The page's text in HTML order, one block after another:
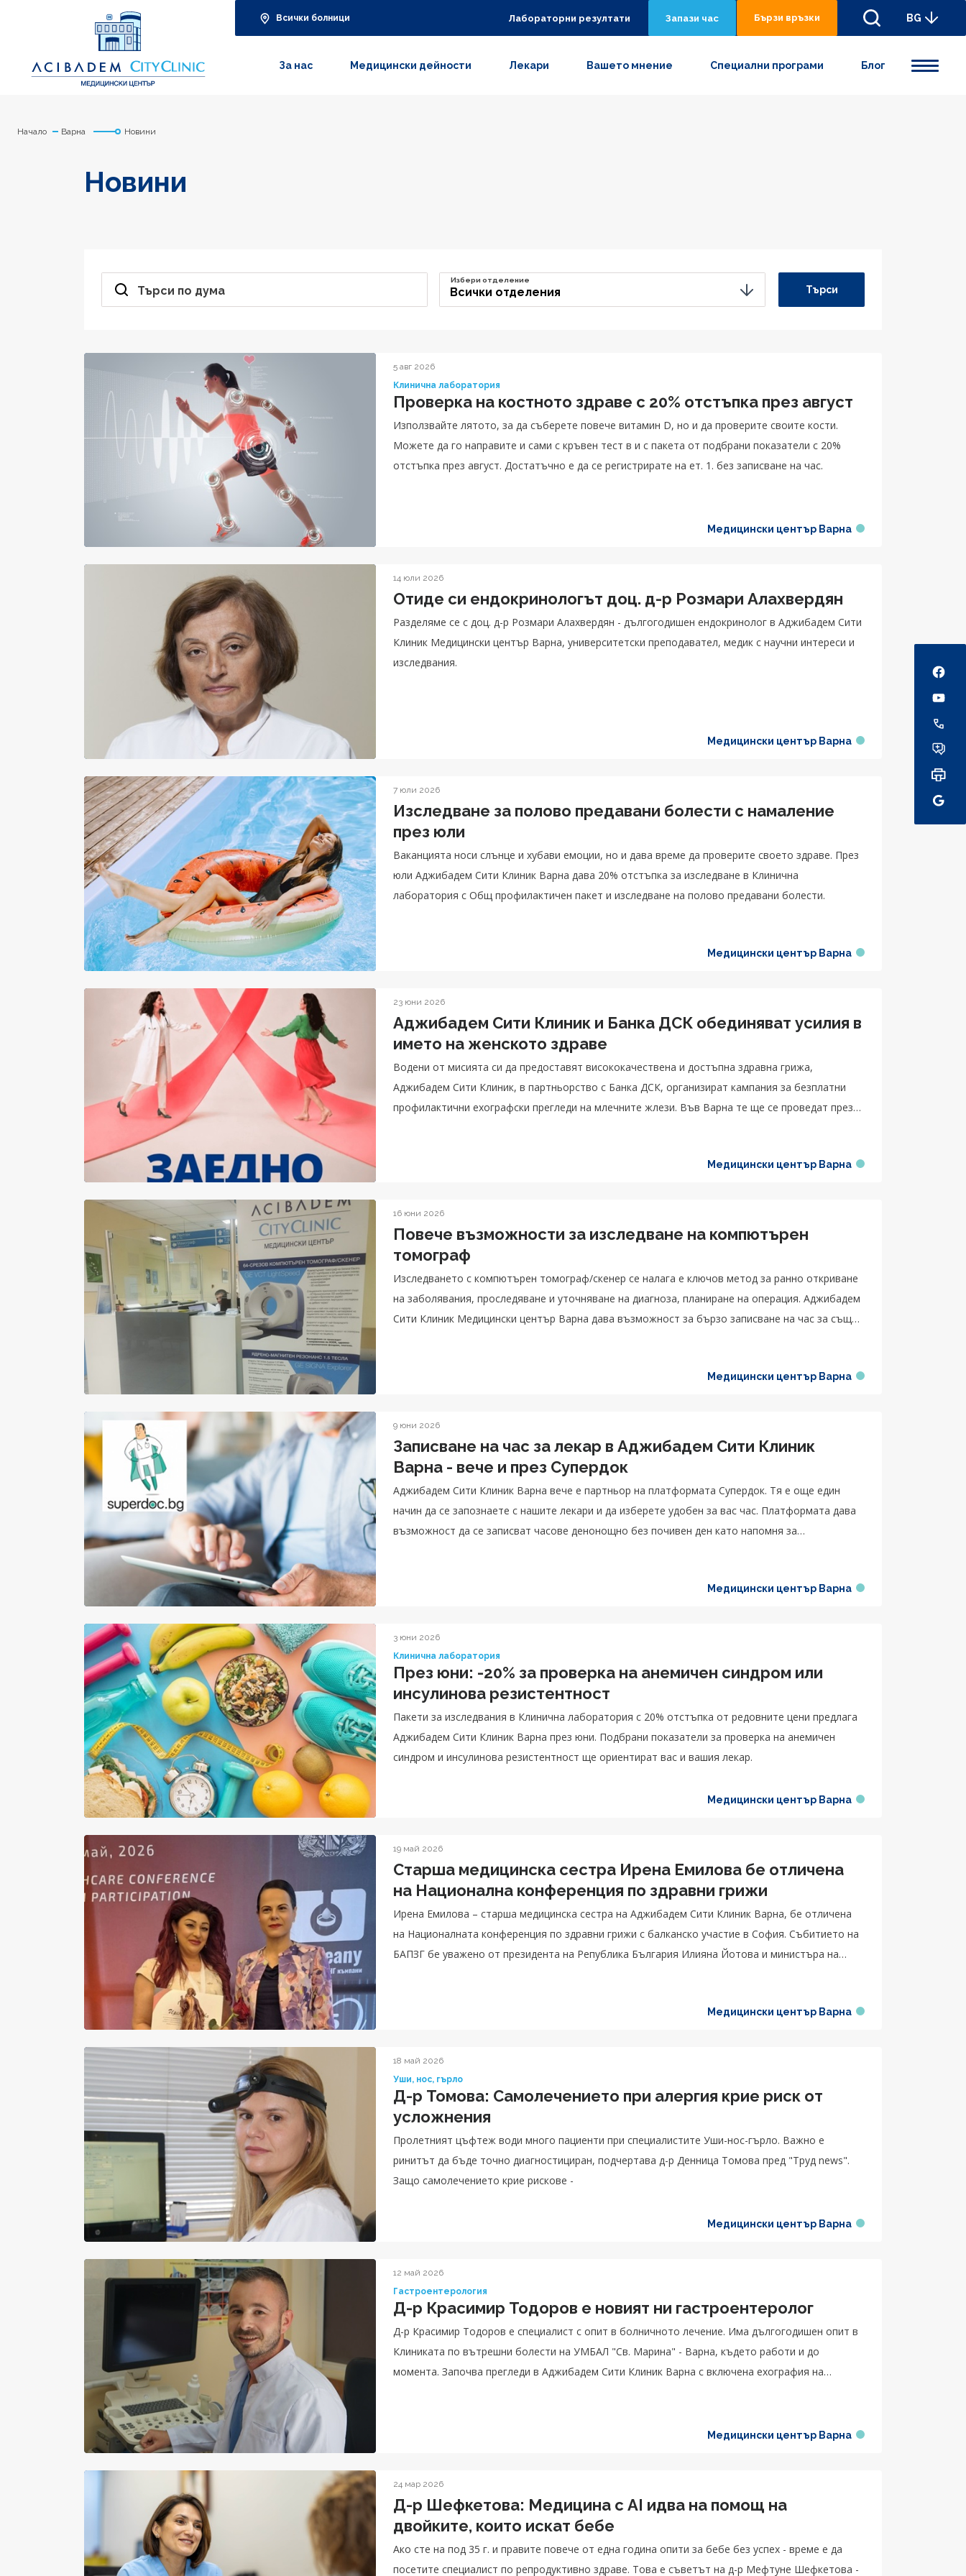
Всички болници Лабораторни резултати Запази час Бързи връзки BG
За нас Медицински дейности Лекари Вашето мнениe Специални програми Блог
Начало Варна Новини
Новини
Търси по дума Всички отделения
Избери отделение
Търси
5 авг 2026
Клинична лаборатория
Проверка на костното здраве с 20% отстъпка през август
Използвайте лятото, за да съберете повече витамин D, но и да проверите своите кости.
Можете да го направите и сами с кръвен тест в и с пакета от подбрани показатели с 20%
отстъпка през август. Достатъчно е да се регистрирате на ет. 1. без записване на час.
Медицински център Варна
14 юли 2026
Отиде си ендокринологът доц. д-р Розмари Алахвердян
Разделяме се с доц. д-р Розмари Алахвердян - дългогодишен ендокринолог в Аджибадем Сити
Клиник Медицински център Варна, университетски преподавател, медик с научни интереси и
изследвания.
Медицински център Варна
7 юли 2026
Изследване за полово предавани болести с намаление
през юли
Ваканцията носи слънце и хубави емоции, но и дава време да проверите своето здраве. През
юли Аджибадем Сити Клиник Варна дава 20% отстъпка за изследване в Клинична
лаборатория с Общ профилактичен пакет и изследване на полово предавани болести.
Медицински център Варна
23 юни 2026
Аджибадем Сити Клиник и Банка ДСК обединяват усилия в
името на женското здраве
Водени от мисията си да предоставят висококачествена и достъпна здравна грижа,
Аджибадем Сити Клиник, в партньорство с Банка ДСК, организират кампания за безплатни
профилактични ехографски прегледи на млечните жлези. Във Варна те ще се проведат през
Медицински център Варна
16 юни 2026
Повече възможности за изследване на компютърен
томограф
Изследването с компютърен томограф/скенер се налага е ключов метод за ранно откриване
на заболявания, проследяване и уточняване на диагноза, планиране на операция. Аджибадем
Сити Клиник Медицински център Варна дава възможност за бързо записване на час за същия
Медицински център Варна
9 юни 2026
Записване на час за лекар в Аджибадем Сити Клиник
Варна - вече и през Супердок
Аджибадем Сити Клиник Варна вече е партньор на платформата Супердок. Тя е още един
начин да се запознаете с нашите лекари и да изберете удобен за вас час. Платформата дава
възможност да се записват часове денонощно без почивен ден като напомня за
Медицински център Варна
3 юни 2026
Клинична лаборатория
През юни: -20% за проверка на анемичен синдром или
инсулинова резистентност
Пакети за изследвания в Клинична лаборатория с 20% отстъпка от редовните цени предлага
Аджибадем Сити Клиник Варна през юни. Подбрани показатели за проверка на анемичен
синдром и инсулинова резистентност ще ориентират вас и вашия лекар.
Медицински център Варна
19 май 2026
Старша медицинска сестра Ирена Емилова бе отличена
на Национална конференция по здравни грижи
Ирена Емилова – старша медицинска сестра на Аджибадем Сити Клиник Варна, бе отличена
на Националната конференция по здравни грижи с балканско участие в София. Събитието на
БАПЗГ бе уважено от президента на Република България Илияна Йотова и министъра на
Медицински център Варна
18 май 2026
Уши, нос, гърло
Д-р Томова: Самолечението при алергия крие риск от
усложнения
Пролетният цъфтеж води много пациенти при специалистите Уши-нос-гърло. Важно е
ринитът да бъде точно диагностициран, подчертава д-р Денница Томова пред "Труд news".
Защо самолечението крие рискове -
Медицински център Варна
12 май 2026
Гастроентерология
Д-р Красимир Тодоров е новият ни гастроентеролог
Д-р Красимир Тодоров е специалист с опит в болничното лечение. Има дългогодишен опит в
Клиниката по вътрешни болести на УМБАЛ "Св. Марина" - Варна, където работи и до
момента. Започва прегледи в Аджибадем Сити Клиник Варна с включена ехография на
Медицински център Варна
24 мар 2026
Д-р Шефкетова: Медицина с AI идва на помощ на
двойките, които искат бебе
Ако сте на под 35 г. и правите повече от една година опити за бебе без успех - време е да
посетите специалист по репродуктивно здраве. Това е съветът на д-р Мефтуне Шефкетова -